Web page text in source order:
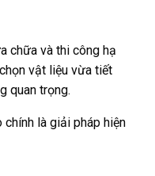
chữa và thi công hạ
vật liệu vừa tiết
quan trọng.
là giải pháp hiện